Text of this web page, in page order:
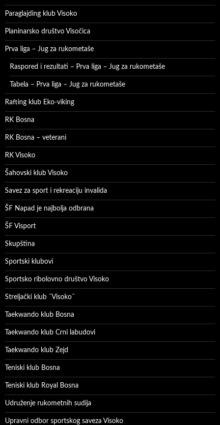
Paraglajding klub Visoko
Planinarsko društvo Visočica
Prva liga – Jug za rukometaše
Raspored i rezultati – Prva liga – Jug za rukometaše
Tabela – Prva liga – Jug za rukometaše
Rafting klub Eko-viking
RK Bosna
RK Bosna – veterani
RK Visoko
Šahovski klub Visoko
Savez za sport i rekreaciju invalida
ŠF Napad je najbolja odbrana
ŠF Visport
Skupština
Sportski klubovi
Sportsko ribolovno društvo Visoko
Streljački klub ˝Visoko˝
Taekwando klub Bosna
Taekwando klub Crni labudovi
Taekwando klub Zejd
Teniski klub Bosna
Teniski klub Royal Bosna
Udruženje rukometnih sudija
Upravni odbor sportskog saveza Visoko